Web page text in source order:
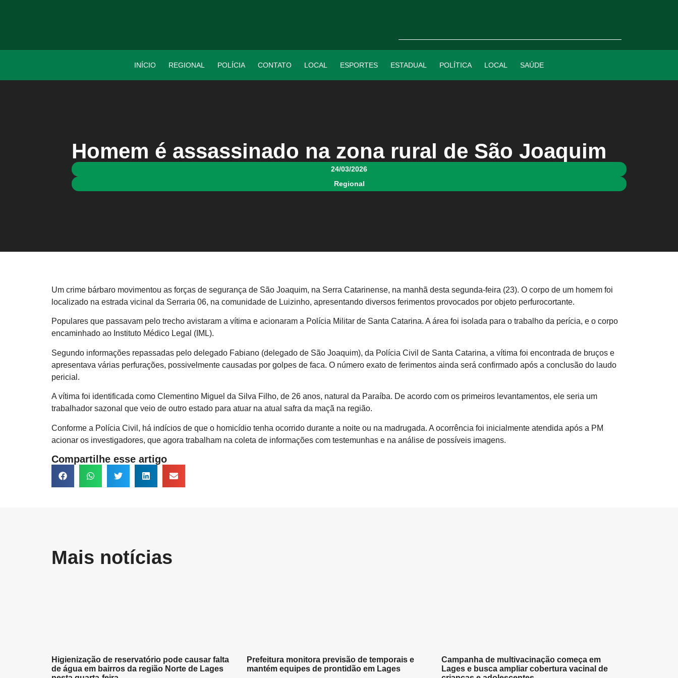
INÍCIO REGIONAL POLÍCIA CONTATO LOCAL ESPORTES ESTADUAL POLÍTICA LOCAL SAÚDE
Homem é assassinado na zona rural de São Joaquim
24/03/2026
Regional
Um crime bárbaro movimentou as forças de segurança de São Joaquim, na Serra Catarinense, na manhã desta segunda-feira (23). O corpo de um homem foi
localizado na estrada vicinal da Serraria 06, na comunidade de Luizinho, apresentando diversos ferimentos provocados por objeto perfurocortante.
Populares que passavam pelo trecho avistaram a vítima e acionaram a Polícia Militar de Santa Catarina. A área foi isolada para o trabalho da perícia, e o corpo
encaminhado ao Instituto Médico Legal (IML).
Segundo informações repassadas pelo delegado Fabiano (delegado de São Joaquim), da Polícia Civil de Santa Catarina, a vítima foi encontrada de bruços e
apresentava várias perfurações, possivelmente causadas por golpes de faca. O número exato de ferimentos ainda será confirmado após a conclusão do laudo
pericial.
A vítima foi identificada como Clementino Miguel da Silva Filho, de 26 anos, natural da Paraíba. De acordo com os primeiros levantamentos, ele seria um
trabalhador sazonal que veio de outro estado para atuar na atual safra da maçã na região.
Conforme a Polícia Civil, há indícios de que o homicídio tenha ocorrido durante a noite ou na madrugada. A ocorrência foi inicialmente atendida após a PM
acionar os investigadores, que agora trabalham na coleta de informações com testemunhas e na análise de possíveis imagens.
Compartilhe esse artigo
Mais notícias
Higienização de reservatório pode causar falta
de água em bairros da região Norte de Lages
Prefeitura monitora previsão de temporais e
mantém equipes de prontidão em Lages
Campanha de multivacinação começa em
Lages e busca ampliar cobertura vacinal de